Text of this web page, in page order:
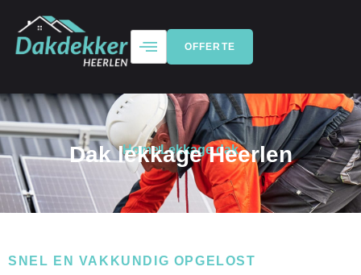
OFFERTE
HomeLekkage dak
Dak lekkage Heerlen
SNEL EN VAKKUNDIG OPGELOST